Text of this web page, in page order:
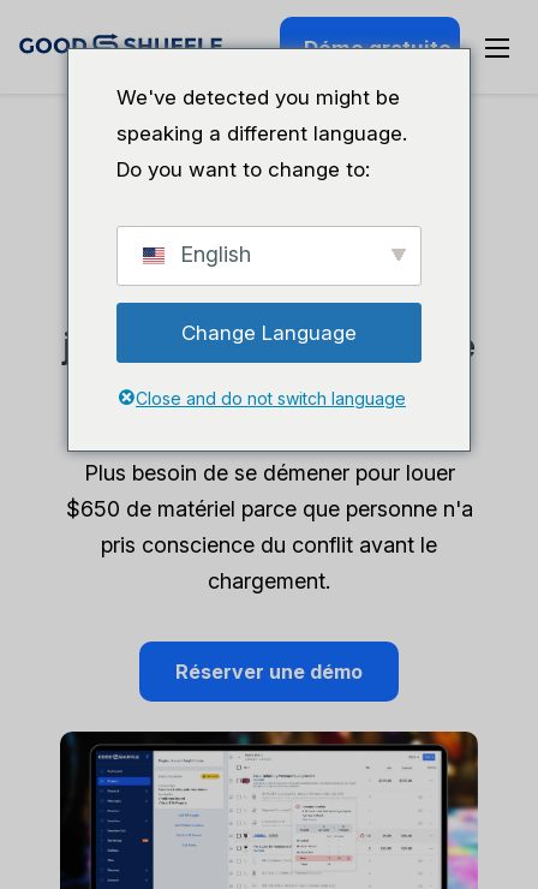
Démo gratuite
Logiciel de location de matériel audiovisuel et
d'éclairage
Ne vous demandez plus
jamais où se trouve votre
matériel.
Plus besoin de se démener pour louer
$650 de matériel parce que personne n'a
pris conscience du conflit avant le
chargement.
Réserver une démo
We've detected you might be
speaking a different language.
Do you want to change to:
English
Change Language
Close and do not switch language